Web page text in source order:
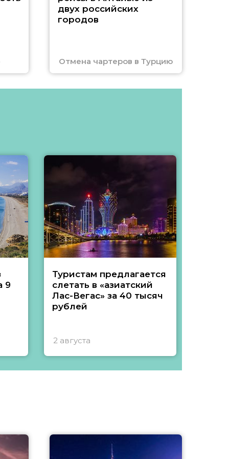
двух российских
городов
Отмена чартеров в Турцию
9
Туристам предлагается
слетать в «азиатский
Лас-Вегас» за 40 тысяч
рублей
2 августа